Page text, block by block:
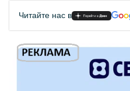
Читайте нас в